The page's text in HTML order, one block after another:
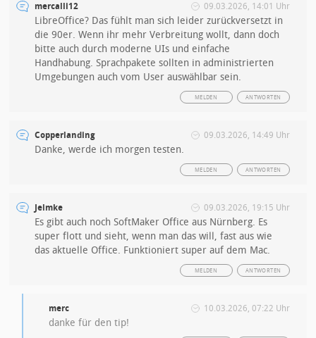
mercalli12 09.03.2026, 14:01 Uhr
LibreOffice? Das fühlt man sich leider zurückversetzt in
die 90er. Wenn ihr mehr Verbreitung wollt, dann doch
bitte auch durch moderne UIs und einfache
Handhabung. Sprachpakete sollten in administrierten
Umgebungen auch vom User auswählbar sein.
ANTWORTEN
MELDEN
Copperlanding 09.03.2026, 14:49 Uhr
Danke, werde ich morgen testen.
ANTWORTEN
MELDEN
Jelmke 09.03.2026, 19:15 Uhr
Es gibt auch noch SoftMaker Office aus Nürnberg. Es
super flott und sieht, wenn man das will, fast aus wie
das aktuelle Office. Funktioniert super auf dem Mac.
ANTWORTEN
MELDEN
merc 10.03.2026, 07:22 Uhr
danke für den tip!